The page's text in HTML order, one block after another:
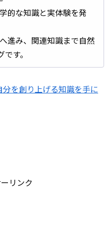
的な知識と実体験を発
進み、関連知識まで自然
す。
を創り上げる知識を手に
リンク